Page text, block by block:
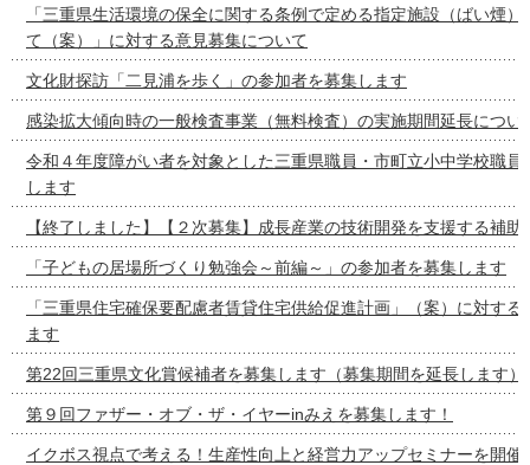
「三重県生活環境の保全に関する条例で定める指定施設（ばい煙
て（案）」に対する意見募集について
文化財探訪「二見浦を歩く」の参加者を募集します
感染拡大傾向時の一般検査事業（無料検査）の実施期間延長につい
令和４年度障がい者を対象とした三重県職員・市町立小中学校職員
します
【終了しました】【２次募集】成長産業の技術開発を支援する補
「子どもの居場所づくり勉強会～前編～」の参加者を募集します
「三重県住宅確保要配慮者賃貸住宅供給促進計画」（案）に対す
ます
第22回三重県文化賞候補者を募集します（募集期間を延長します）
第９回ファザー・オブ・ザ・イヤーinみえを募集します！
イクボス視点で考える！生産性向上と経営力アップセミナーを開催